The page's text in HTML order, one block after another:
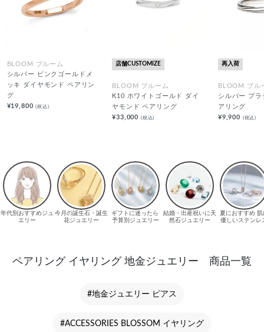
BLOOM ブルーム
シルバー ピンクゴールドメ
ッキ ダイヤモンド ペアリン
グ
¥19,800(税込)
店舗CUSTOMIZE
BLOOM ブルーム
K10 ホワイトゴールド ダイ
ヤモンド ペアリング
¥33,000 (税込)
再入荷
BLOOM ブル
シルバー プ
アリング
¥9,900 (税込)
ペアリング イヤリング 地金ジュエリー 商品一覧
#地金ジュエリー ピアス
#ACCESSORIES BLOSSOM イヤリング